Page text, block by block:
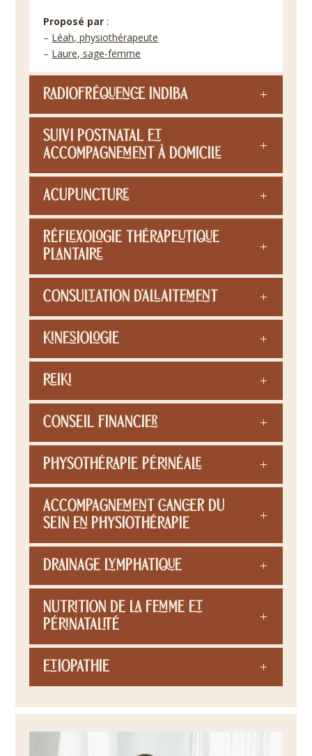
Proposé par :
– Léah, physiothérapeute
– Laure, sage-femme
Radiofréquence Indiba
Suivi postnatal et
accompagnement à domicile
Acupuncture
Réflexologie thérapeutique
plantaire
Consultation d’allaitement
Kinesiologie
Reiki
Conseil financier
Physothérapie périnéale
Accompagnement cancer du
sein en physiothérapie
Drainage lymphatique
Nutrition de la femme et
périnatalité
Etiopathie